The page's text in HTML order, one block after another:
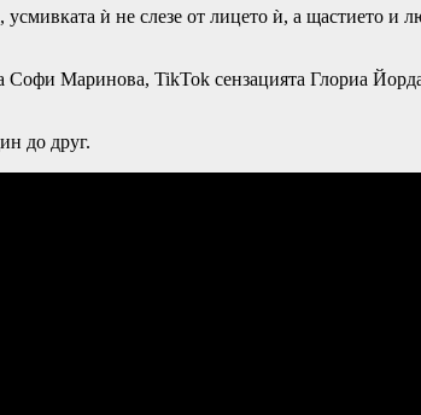
ѝ не слезе от лицето ѝ, а щастието и
Софи Маринова, TikTok сензацията Глориа
до друг.